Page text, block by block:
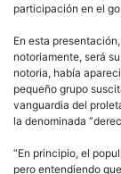
participación en el
En esta
notoriamente, será
notoria, había
pequeño grupo
vanguardia del
la denominada
“En principio, el
pero entendiendo